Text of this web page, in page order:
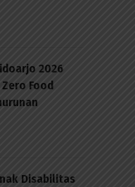
2026
Food
Disabilitas